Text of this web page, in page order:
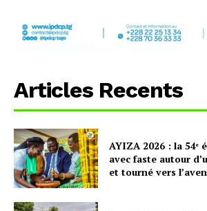
Articles Recents
AYIZA 2026 : la 54ᵉ
avec faste autour
et tourné vers